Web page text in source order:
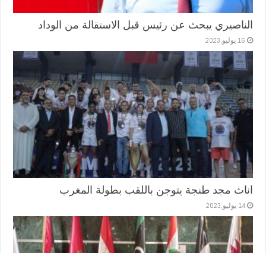
الناصيري يبحث عن رئيس قبل الاستقالة من الوداد
16 يوليو,2023
اناث مجد طنجة يتوجن باللقب بطولة المغرب
14 يوليو,2023